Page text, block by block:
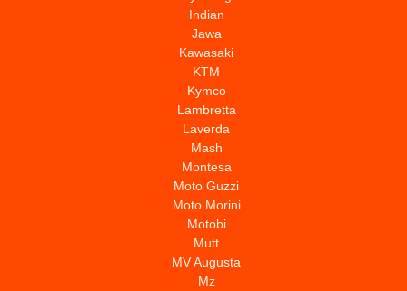
Indian
Jawa
Kawasaki
KTM
Kymco
Lambretta
Laverda
Mash
Montesa
Moto Guzzi
Moto Morini
Motobi
Mutt
MV Augusta
Mz